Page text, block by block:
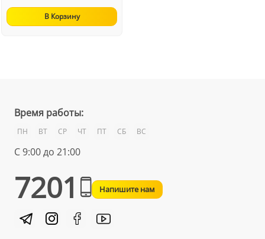
В Корзину
Время работы:
ПН ВТ СР ЧТ ПТ СБ ВС
С 9:00 до 21:00
7201 Напишите нам